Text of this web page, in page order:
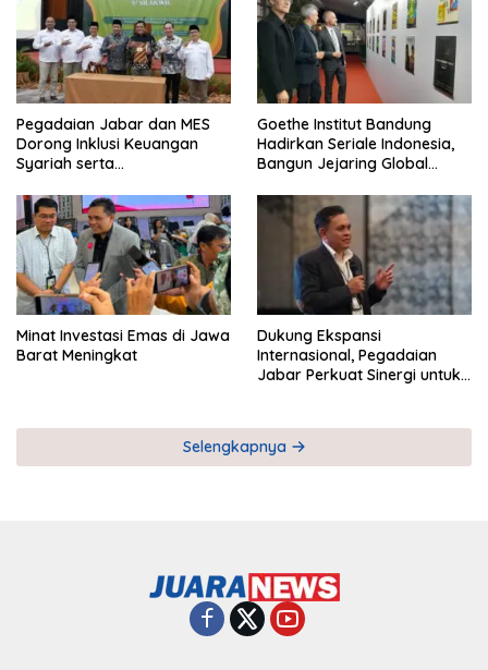
Pegadaian Jabar dan MES
Dorong Inklusi Keuangan
Syariah serta
Goethe Institut Bandung
Hadirkan Seriale Indonesia,
Bangun Jejaring Global
Minat Investasi Emas di Jawa
Barat Meningkat
Dukung Ekspansi
Internasional, Pegadaian
Jabar Perkuat Sinergi untuk
Selengkapnya